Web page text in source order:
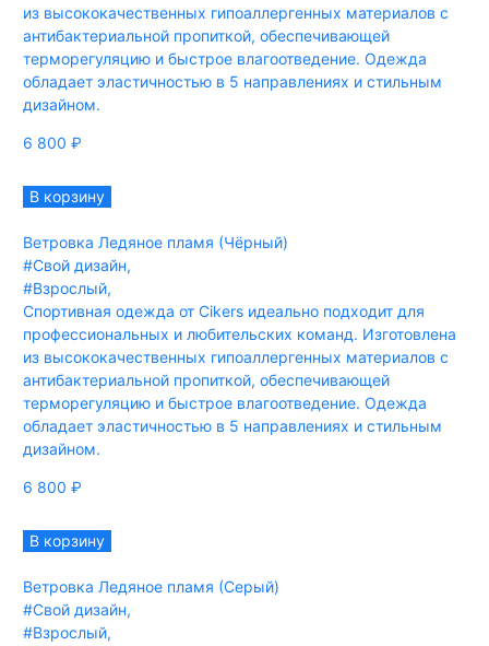
из высококачественных гипоаллергенных материалов с
антибактериальной пропиткой, обеспечивающей
терморегуляцию и быстрое влагоотведение. Одежда
обладает эластичностью в 5 направлениях и стильным
дизайном.
6 800 ₽
В корзину
Ветровка Ледяное пламя (Чёрный)
#Свой дизайн,
#Взрослый,
Спортивная одежда от Cikers идеально подходит для
профессиональных и любительских команд. Изготовлена
из высококачественных гипоаллергенных материалов с
антибактериальной пропиткой, обеспечивающей
терморегуляцию и быстрое влагоотведение. Одежда
обладает эластичностью в 5 направлениях и стильным
дизайном.
6 800 ₽
В корзину
Ветровка Ледяное пламя (Серый)
#Свой дизайн,
#Взрослый,